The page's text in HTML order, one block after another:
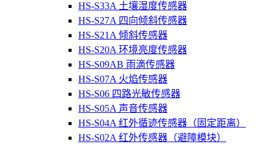
HS-S33A 土壤湿度传感器
HS-S27A 四向倾斜传感器
HS-S21A 倾斜传感器
HS-S20A 环境亮度传感器
HS-S09AB 雨滴传感器
HS-S07A 火焰传感器
HS-S06 四路光敏传感器
HS-S05A 声音传感器
HS-S04A 红外循迹传感器（固定距离）
HS-S02A 红外传感器（避障模块）